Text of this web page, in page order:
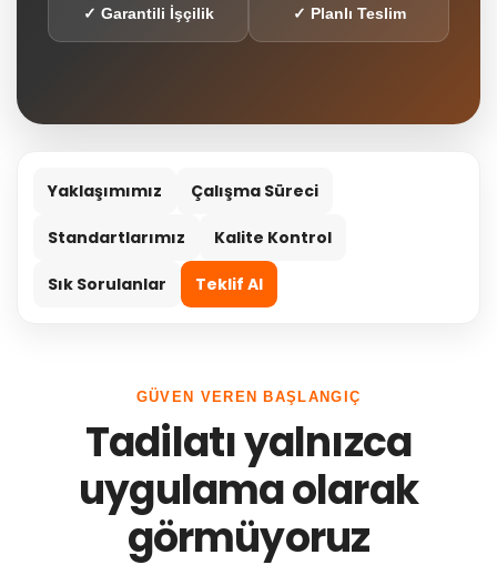
✓ Garantili İşçilik ✓ Planlı Teslim
Yaklaşımımız Çalışma Süreci
Standartlarımız Kalite Kontrol
Sık Sorulanlar Teklif Al
GÜVEN VEREN BAŞLANGIÇ
Tadilatı yalnızca
uygulama olarak
görmüyoruz